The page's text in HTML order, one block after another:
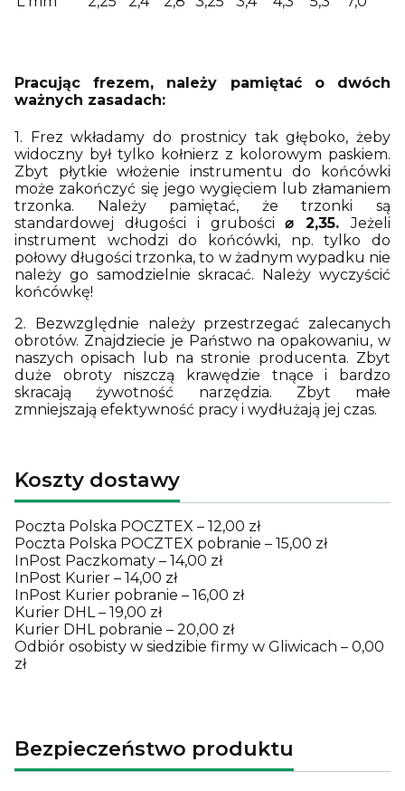
Pracując frezem, należy pamiętać o dwóch
ważnych zasadach:
1. Frez wkładamy do prostnicy tak głęboko, żeby
widoczny był tylko kołnierz z kolorowym paskiem.
Zbyt płytkie włożenie instrumentu do końcówki
może zakończyć się jego wygięciem lub złamaniem
trzonka. Należy pamiętać, że trzonki są
standardowej długości i grubości⌀ 2,35.Jeżeli
instrument wchodzi do końcówki, np. tylko do
połowy długości trzonka, to w żadnym wypadku nie
należy go samodzielnie skracać. Należy wyczyścić
końcówkę!
2. Bezwzględnie należy przestrzegać zalecanych
obrotów. Znajdziecie je Państwo na opakowaniu, w
naszych opisach lub na stronie producenta. Zbyt
duże obroty niszczą krawędzie tnące i bardzo
skracają żywotność narzędzia. Zbyt małe
zmniejszają efektywność pracy i wydłużają jej czas.
Koszty dostawy
Poczta Polska POCZTEX – 12,00 zł
Poczta Polska POCZTEX pobranie – 15,00 zł
InPost Paczkomaty – 14,00 zł
InPost Kurier – 14,00 zł
InPost Kurier pobranie – 16,00 zł
Kurier DHL – 19,00 zł
Kurier DHL pobranie – 20,00 zł
Odbiór osobisty w siedzibie firmy w Gliwicach – 0,00
zł
Bezpieczeństwo produktu